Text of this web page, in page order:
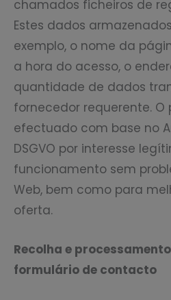
chamados ficheiros de
Estes dados
exemplo, o nome da
a hora do acesso, o
quantidade de dados
fornecedor requerente.
efectuado com base no
DSGVO por interesse
funcionamento sem
Web, bem como para
oferta.
Recolha e
formulário de contacto